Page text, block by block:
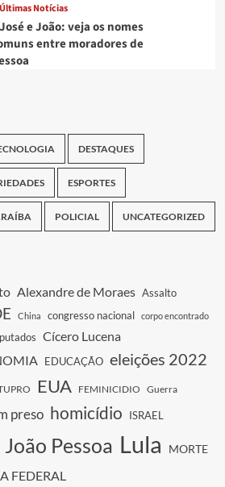
Últimas Notícias
e João: veja os nomes
entre moradores de
DESTAQUES
ESPORTES
POLICIAL UNCATEGORIZED
Alexandre de Moraes Assalto
China congresso nacional corpo encontrado
Cícero Lucena
EDUCAÇÃO eleições 2022
EUA FEMINICIDIO Guerra
preso homicídio ISRAEL
João Pessoa Lula MORTE
FEDERAL